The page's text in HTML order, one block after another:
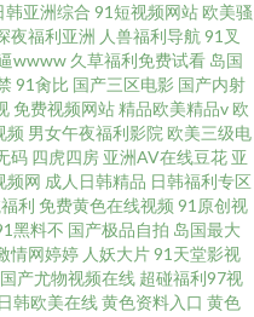
韩亚洲综合 91短视频网站 欧美骚
夜福利亚洲 人兽福利导航 91叉
wwww 久草福利免费试看 岛国
91肏比 国产三区电影 国产内射
免费视频网站精品欧美精品v 欧
频 男女午夜福利影院 欧美三级电
码 四虎四房 亚洲AV在线豆花 亚
频网 成人日韩精品 日韩福利专区
利 免费黄色在线视频 91原创视
黑料不 国产极品自拍 岛国最大
情网婷婷 人妖大片91天堂影视
国产尤物视频在线 超碰福利97视
韩欧美在线黄色资料入口 黄色